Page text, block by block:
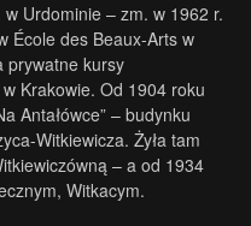
Urdominie – zm. w 1962 r.
École des Beaux-Arts w
prywatne kursy
Krakowie. Od 1904 roku
Antałówce” – budynku
Witkiewicza. Żyła tam
– a od 1934
Witkacym.